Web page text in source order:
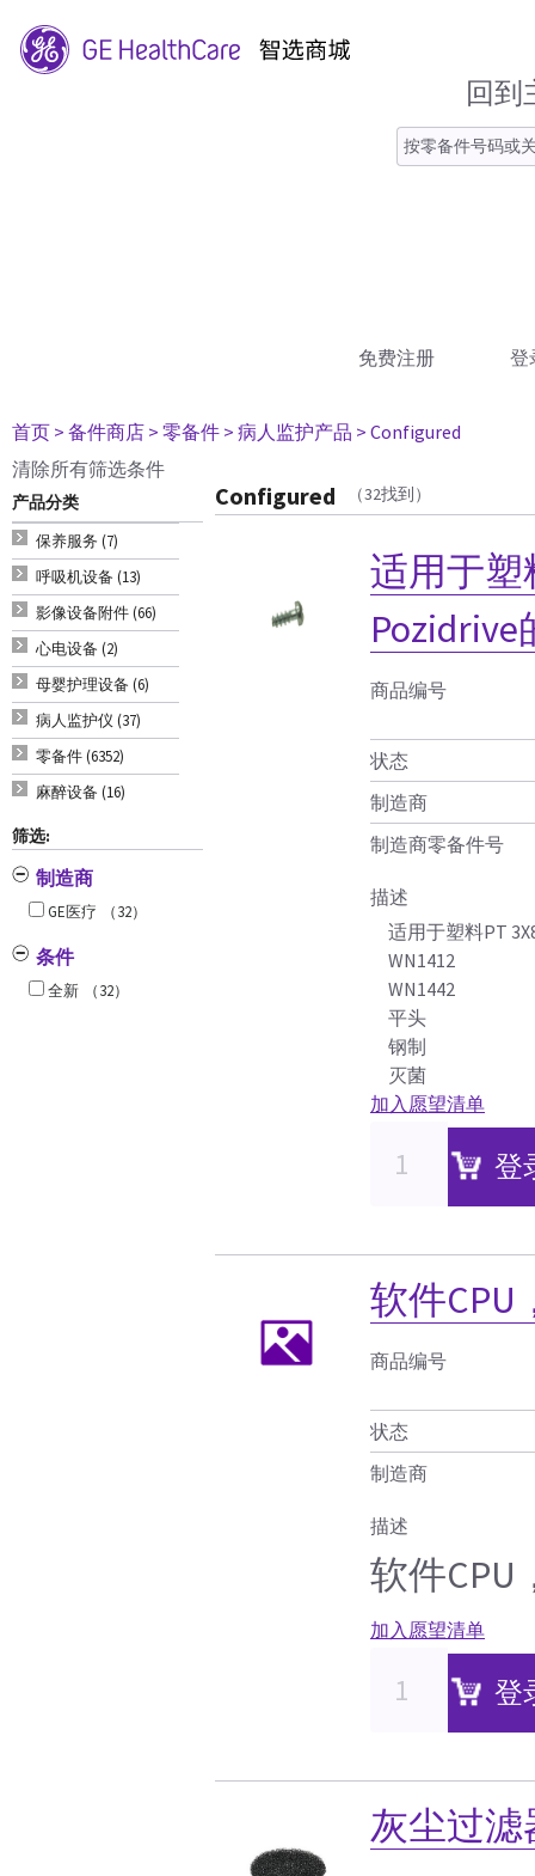
回到
免费注册 登
首页 > 备件商店 > 零备件 > 病人监护产品 > Configured
清除所有筛选条件
产品分类
保养服务 (7)
呼吸机设备 (13)
影像设备附件 (66)
心电设备 (2)
母婴护理设备 (6)
病人监护仪 (37)
零备件 (6352)
麻醉设备 (16)
筛选:
制造商
GE医疗 （32）
条件
全新 （32）
Configured （32找到）
适用于塑
商品编号
状态
制造商
制造商零备件号
描述
适用于塑料PT
WN1412
WN1442
平头
钢制
灭菌
加入愿望清单
登
软件
商品编号
状态
制造商
描述
软件CPU
加入愿望清单
登
灰尘过滤